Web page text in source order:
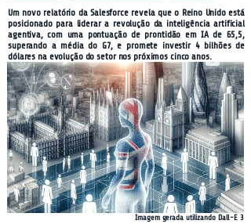
Um novo relatório da Salesforce revela que o Reino Unido está
posicionado para liderar a revolução da inteligência artificial
agentiva, com uma pontuação de prontidão em IA de 65,5,
superando a média do G7, e promete investir 4 bilhões de
dólares na evolução do setor nos próximos cinco anos.
Imagem gerada utilizando Dall-E 3